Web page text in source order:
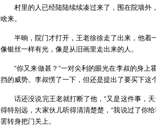
村里的人已经陆陆续续凑过来了，围在院墙外
啥来。
半晌，院门才打开，王老徐徐走了出来，他着
像银丝一样有光，像是从旧画里走出来的人。
“你又来做甚？”一对尖利的眼光在李叔的身上
挡的威势。李叔愣了一下，但还是提出了要买下这
话还没说完王老就打断了他，“又是这件事，天
得特别远，大家伙儿听得清清楚楚，“我说过了你
罢转身把门关上。